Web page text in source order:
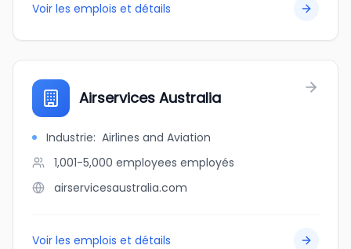
Voir les emplois et détails
Airservices Australia
Industrie: Airlines and Aviation
1,001-5,000 employees employés
airservicesaustralia.com
Voir les emplois et détails